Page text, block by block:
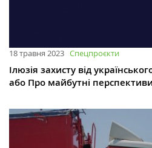
18 травня 2023 Спецпроєкти
Ілюзія захисту від
або Про майбутні